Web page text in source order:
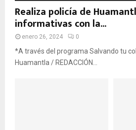
Realiza policía de
informativas con la...
enero 26, 2024 0
*A través del programa Salvando tu
Huamantla / REDACCIÓN...